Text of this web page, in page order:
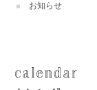
お知らせ